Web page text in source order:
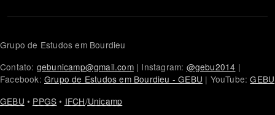
Grupo de Estudos em Bourdieu
Contato: gebunicamp@gmail.com| Instagram: @gebu2014 |
Facebook: Grupo de Estudos em Bourdieu - GEBU | YouTube:GEBU
GEBU • PPGS • IFCH/Unicamp